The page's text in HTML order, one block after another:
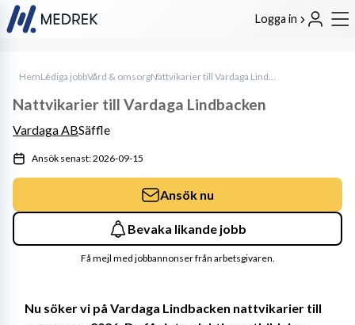
Logga in
HemLediga jobbVård & omsorg Nattvikarier till Vardaga Lindbacken
Nu söker vi på Vardaga Lindbacken nattvikarier till
Nattvikarier till Vardaga Lindbacken
Vardaga ABSäffle
Ansök senast: 2026-09-15
Ansök nu
Bevaka likande jobb
Få mejl med jobbannonser från arbetsgivaren.